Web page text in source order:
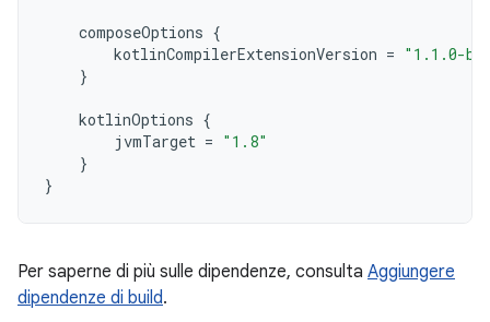
composeOptions {
kotlinCompilerExtensionVersion = "1.1.0-
}
kotlinOptions {
jvmTarget = "1.8"
}
}
Per saperne di più sulle dipendenze, consulta Aggiungere
dipendenze di build.